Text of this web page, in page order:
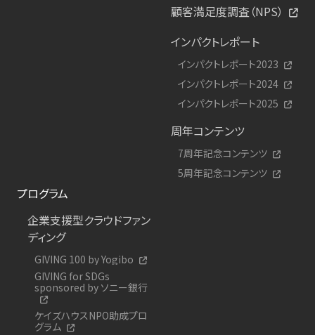
顧客満足度調査（NPS）
インパクトレポート
インパクトレポート2023
インパクトレポート2024
インパクトレポート2025
周年コンテンツ
7周年記念コンテンツ
5周年記念コンテンツ
プログラム
企業支援型クラウドファン
ディング
GIVING 100 by Yogibo
GIVING for SDGs
sponsored by ソニー銀行
ケイズハウスNPO助成プロ
グラム